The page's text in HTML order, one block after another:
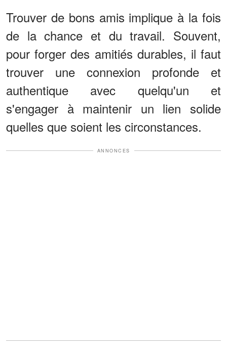
Trouver de bons amis implique à la fois
de la chance et du travail. Souvent,
pour forger des amitiés durables, il faut
trouver une connexion profonde et
authentique avec quelqu'un et
s'engager à maintenir un lien solide
quelles que soient les circonstances.
ANNONCES